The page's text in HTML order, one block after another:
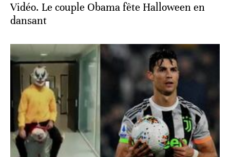
Vidéo. Le couple Obama fête Halloween en
dansant